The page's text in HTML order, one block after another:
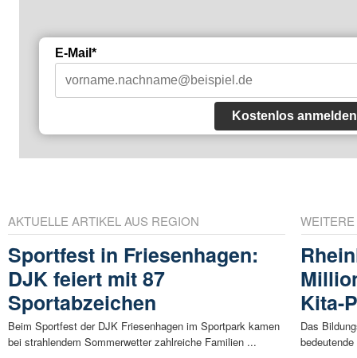
E-Mail*
Kostenlos anmelden
AKTUELLE ARTIKEL AUS REGION
Sportfest in Friesenhagen:
DJK feiert mit 87
Sportabzeichen
Beim Sportfest der DJK Friesenhagen im Sportpark kamen
bei strahlendem Sommerwetter zahlreiche Familien ...
Kita-
Das